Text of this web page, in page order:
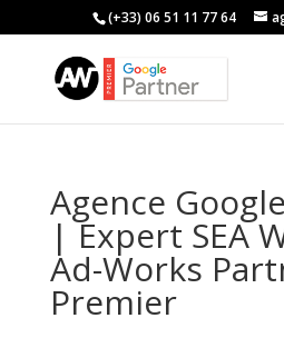
(+33) 06 51 11 77 64
Agence
| Expert SEA
Ad-Works
Premier